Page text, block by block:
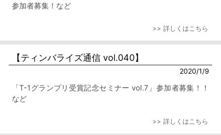
参加者募集！など
>> 詳しくはこちら
【ティンバライズ通信 vol.040】
2020/1/9
「T-1グランプリ受賞記念セミナー vol.7」参加者募集！！
など
>> 詳しくはこちら